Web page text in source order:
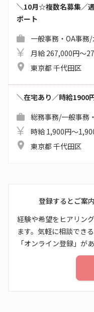
＼10月☆複数名募集／
ポート
一般事務・OA事務
月給 267,000円～
東京都 千代田区
＼在宅あり／時給1900
総務事務/一般事務
時給 1,900円～
東京都 千代田区
登録するとご案
経験や希望をヒアリン
ます。気軽に相談でき
「オンライン登録」が